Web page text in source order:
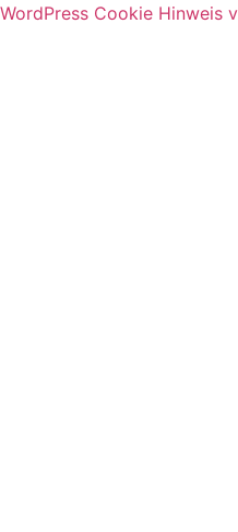
WordPress Cookie Hinweis